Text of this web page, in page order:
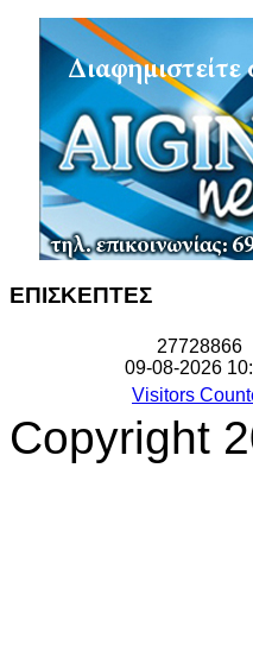
ΕΠΙΣΚΕΠΤΕΣ
27728866
09-08-2026
Visitors
Copyright